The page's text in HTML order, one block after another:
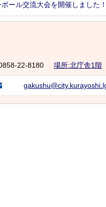
ール交流大会を開催しました
22-8180 場所:北庁舎1階